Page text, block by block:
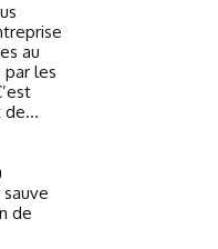
au
par les
de...
de